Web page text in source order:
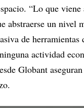
“Lo que
abstraerse un nivel
de
actividad
Globant